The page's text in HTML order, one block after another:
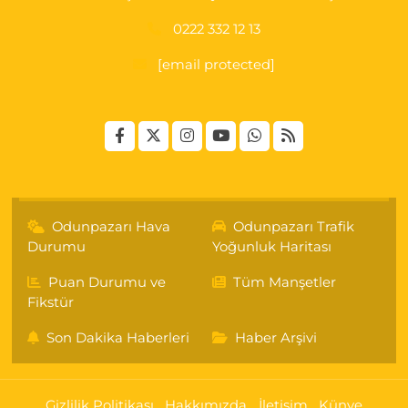
0222 332 12 13
[email protected]
Odunpazarı Hava
Durumu
Odunpazarı Trafik
Yoğunluk Haritası
Puan Durumu ve
Fikstür
Tüm Manşetler
Son Dakika Haberleri Haber Arşivi